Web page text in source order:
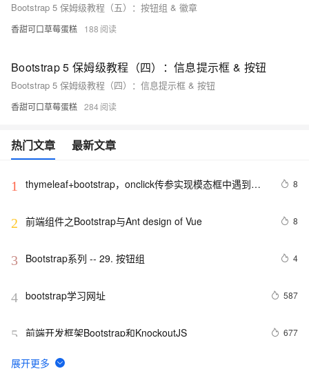
Bootstrap 5 保姆级教程（五）：按钮组 & 徽章
香甜可口草莓蛋糕 188
Bootstrap 5 保姆级教程（四）：信息提示框 & 按钮
Bootstrap 5 保姆级教程（四）：信息提示框 & 按钮
香甜可口草莓蛋糕 284
热门文章 最新文章
1
thymeleaf+bootstrap，onclick传参实现模态框中遇到的
8
2 前端组件之Bootstrap与Ant design of Vue 8
3 Bootstrap系列 -- 29. 按钮组 4
4 bootstrap学习网址 587
5 前端开发框架Bootstrap和KnockoutJS 677
6 Bootstrap系列 -- 26. 下拉菜单标题